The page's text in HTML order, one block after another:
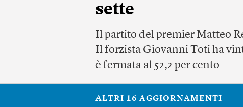
sette
Il partito del premier Matteo
Il forzista Giovanni Toti ha
è fermata al 52,2 per cento
ALTRI 16 AGGIORNAMENTI